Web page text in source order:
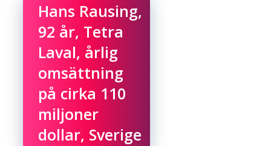
Hans Rausing,
92 år, Tetra
Laval, årlig
omsättning
på cirka 110
miljoner
dollar, Sverige